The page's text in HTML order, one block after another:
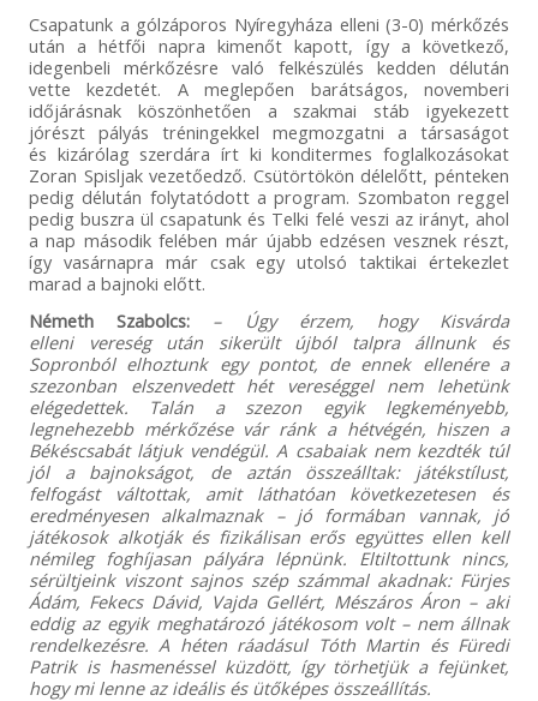
Csapatunk a gólzáporos Nyíregyháza elleni (3-0) mérkőzés
után a hétfői napra kimenőt kapott, így a következő,
idegenbeli mérkőzésre való felkészülés kedden délután
vette kezdetét. A meglepően barátságos, novemberi
időjárásnak köszönhetően a szakmai stáb igyekezett
jórészt pályás tréningekkel megmozgatni a társaságot
és kizárólag szerdára írt ki konditermes foglalkozásokat
Zoran Spisljak vezetőedző. Csütörtökön délelőtt, pénteken
pedig délután folytatódott a program. Szombaton reggel
pedig buszra ül csapatunk és Telki felé veszi az irányt, ahol
a nap második felében már újabb edzésen vesznek részt,
így vasárnapra már csak egy utolsó taktikai értekezlet
marad a bajnoki előtt.
Németh Szabolcs:
– Úgy érzem, hogy Kisvárda
elleni vereség után sikerült újból talpra állnunk és
Sopronból elhoztunk egy pontot, de ennek ellenére a
szezonban elszenvedett hét vereséggel nem lehetünk
elégedettek. Talán a szezon egyik legkeményebb,
legnehezebb mérkőzése vár ránk a hétvégén, hiszen a
Békéscsabát látjuk vendégül. A csabaiak nem kezdték túl
jól a bajnokságot, de aztán összeálltak: játékstílust,
felfogást váltottak, amit láthatóan következetesen és
eredményesen alkalmaznak – jó formában vannak, jó
játékosok alkotják és fizikálisan erős együttes ellen kell
némileg foghíjasan pályára lépnünk. Eltiltottunk nincs,
sérültjeink viszont sajnos szép számmal akadnak: Fürjes
Ádám, Fekecs Dávid, Vajda Gellért, Mészáros Áron – aki
eddig az egyik meghatározó játékosom volt – nem állnak
rendelkezésre. A héten ráadásul Tóth Martin és Füredi
Patrik is hasmenéssel küzdött, így törhetjük a fejünket,
hogy mi lenne az ideális és ütőképes összeállítás.